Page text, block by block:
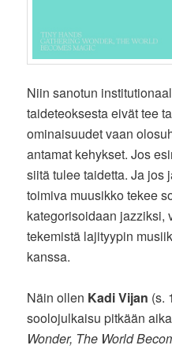
Niin sanotun
taideteoksesta eivät tee
ominaisuudet vaan
antamat kehykset. Jos
siitä tulee taidetta. Ja jos
toimiva muusikko tekee
kategorisoidaan jazziksi,
tekemistä lajityypin
kanssa.
Näin ollen Kadi Vijan (s.
soolojulkaisu pitkään
Wonder, The World